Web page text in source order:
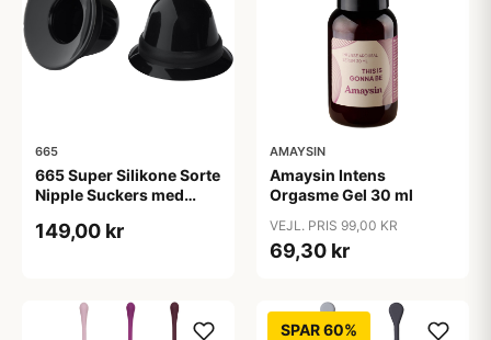
665
665 Super Silikone Sorte
Nipple Suckers med
149,00 kr
AMAYSIN
Amaysin Intens
Orgasme Gel 30 ml
VEJL. PRIS 99,00 KR
69,30 kr
SPAR 60%